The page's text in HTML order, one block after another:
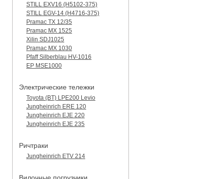
STILL EXV16 (H5102-375)
STILL EGV-14 (H4716-375)
Pramac TX 12/35
Pramac MX 1525
Xilin SDJ1025
Pramac MX 1030
Pfaff Silberblau HV-1016
EP MSE1000
Электрические тележки
Toyota (BT) LPE200 Levio
Jungheinrich ERE 120
Jungheinrich EJE 220
Jungheinrich EJE 235
Ричтраки
Jungheinrich ETV 214